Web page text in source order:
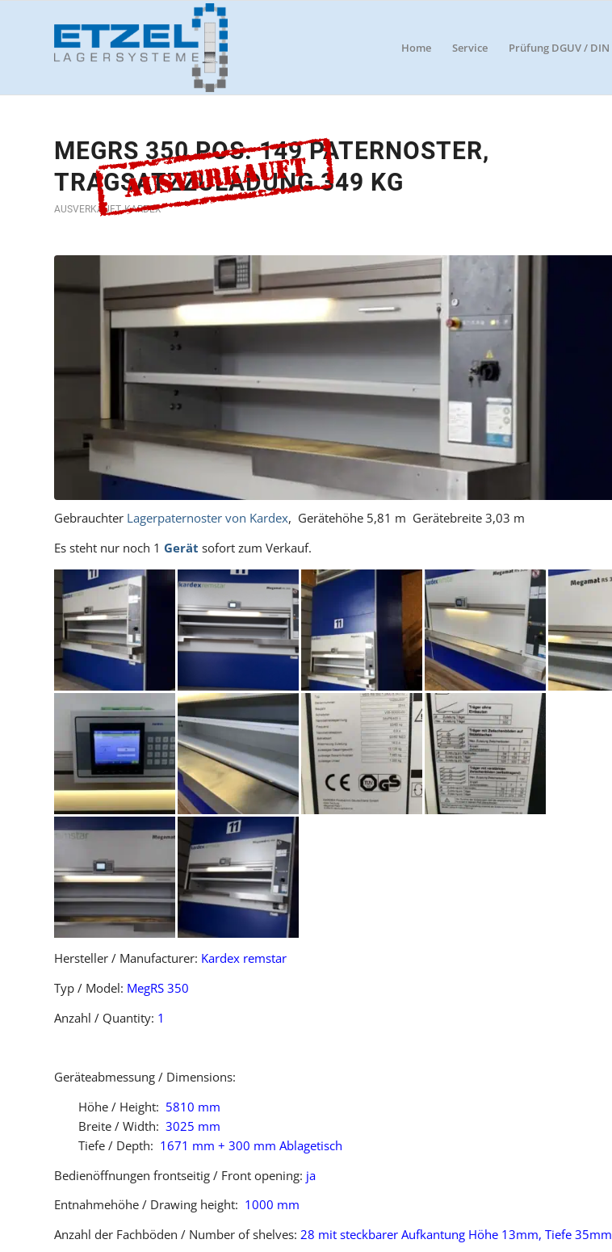
Home Service Prüfung DGUV / DIN
MEGRS 350 POS. 149 PATERNOSTER,
TRAGSATZZULADUNG 349 KG
AUSVERKAUFT,KARDEX
Gebrauchter Lagerpaternoster von Kardex, Gerätehöhe 5,81 m Gerätebreite 3,03 m
Es steht nur noch 1 Gerät sofort zum Verkauf.
Hersteller / Manufacturer: Kardex remstar
Typ / Model: MegRS 350
Anzahl / Quantity: 1
Geräteabmessung / Dimensions:
Höhe / Height: 5810 mm
Breite / Width: 3025 mm
Tiefe / Depth: 1671 mm + 300 mm Ablagetisch
Bedienöffnungen frontseitig / Front opening: ja
Entnahmehöhe / Drawing height: 1000 mm
Anzahl der Fachböden / Number of shelves: 28 mit steckbarer Aufkantung Höhe 13mm, Tiefe 35mm